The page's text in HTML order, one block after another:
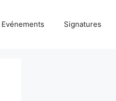
Evénements Signatures